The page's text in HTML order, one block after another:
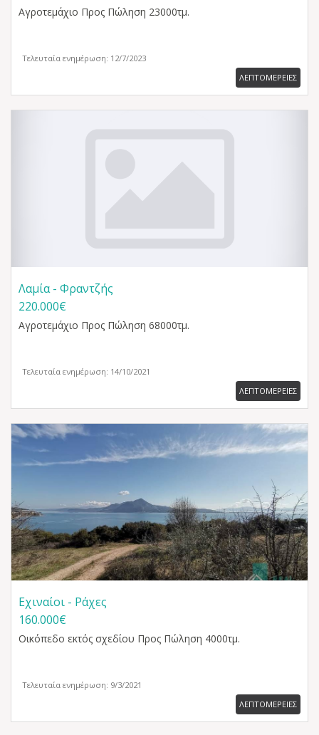
Αγροτεμάχιο Προς Πώληση 23000τμ.
Τελευταία ενημέρωση: 12/7/2023
ΛΕΠΤΟΜΕΡΕΙΕΣ
Λαμία - Φραντζής
220.000€
Αγροτεμάχιο Προς Πώληση 68000τμ.
Τελευταία ενημέρωση: 14/10/2021
ΛΕΠΤΟΜΕΡΕΙΕΣ
Εχιναίοι - Ράχες
160.000€
Οικόπεδο εκτός σχεδίου Προς Πώληση 4000τμ.
Τελευταία ενημέρωση: 9/3/2021
ΛΕΠΤΟΜΕΡΕΙΕΣ